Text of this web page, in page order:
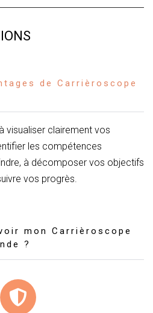
de Carrièroscope
visualiser clairement vos
les compétences
à décomposer vos objectifs
vos progrès.
mon Carrièroscope
?